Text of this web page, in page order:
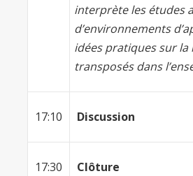
interprète les études
d’environnements
idées pratiques sur
transposés dans
17:10 Discussion
17:30 Clôture